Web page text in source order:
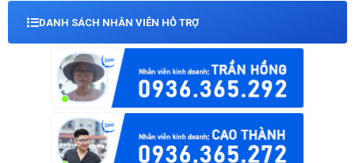
DANH SÁCH NHÂN VIÊN HỖ TRỢ